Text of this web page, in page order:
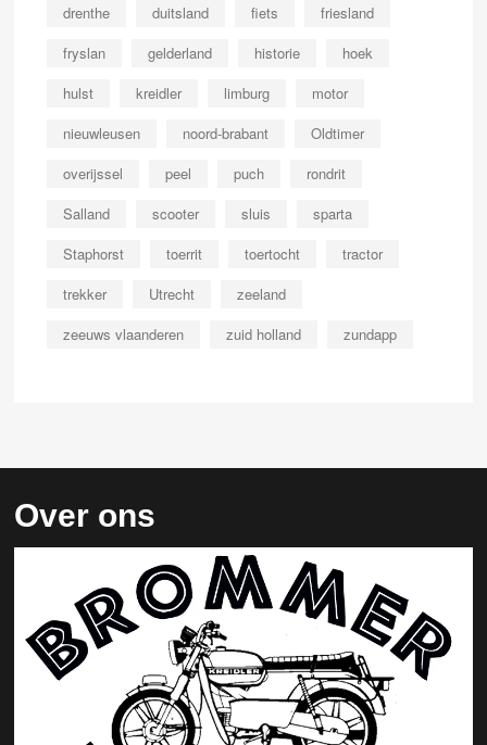
drenthe
duitsland fiets
friesland
fryslan
gelderland historie
hoek
hulst
kreidler limburg
motor
nieuwleusen
noord-brabant
Oldtimer
overijssel
peel puch
rondrit
Salland
scooter sluis
sparta
Staphorst
toerrit toertocht
tractor
trekker
Utrecht
zeeland
zeeuws vlaanderen
zuid holland zundapp
Over ons